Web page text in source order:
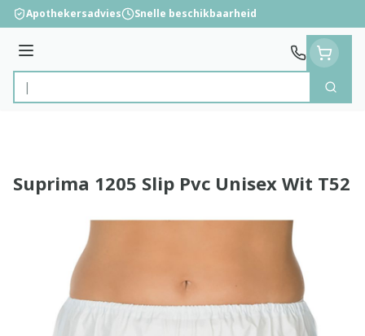
Ga naar de inhoud
Apothekersadvies Snelle beschikbaarheid
Menu
Product, merk, categorie...
Zoek
Suprima 1205 Slip Pvc Unisex Wit T52